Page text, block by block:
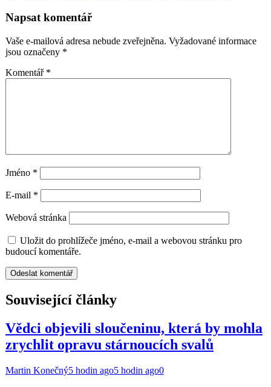
Napsat komentář
Vaše e-mailová adresa nebude zveřejněna. Vyžadované informace
jsou označeny *
Komentář *
Jméno *
E-mail *
Webová stránka
Uložit do prohlížeče jméno, e-mail a webovou stránku pro
budoucí komentáře.
Související články
Vědci objevili sloučeninu, která by mohla
zrychlit opravu stárnoucích svalů
Martin Konečný5 hodin ago5 hodin ago0